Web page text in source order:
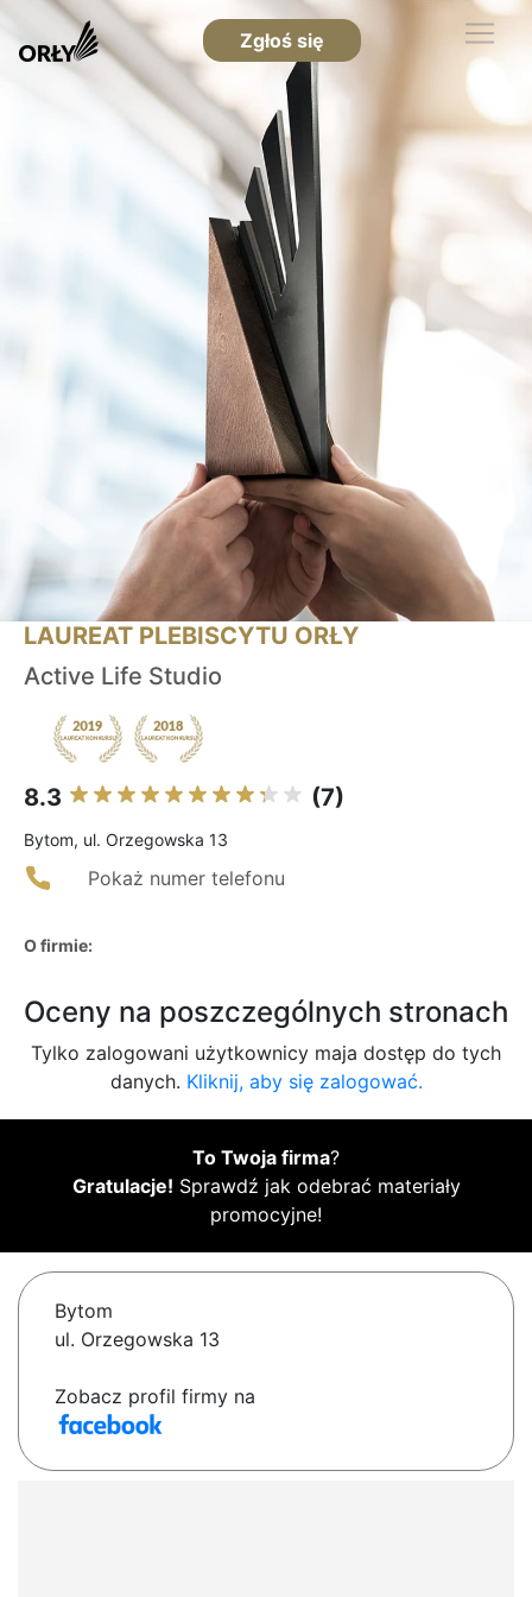
Zgłoś się
LAUREAT PLEBISCYTU ORŁY
Active Life Studio
8.3 (7)
Bytom, ul. Orzegowska 13
Pokaż numer telefonu
O firmie:
Oceny na poszczególnych stronach
Tylko zalogowani użytkownicy maja dostęp do tych
danych. Kliknij, aby się zalogować.
To Twoja firma?
Gratulacje! Sprawdź jak odebrać materiały
promocyjne!
Bytom
ul. Orzegowska 13
Zobacz profil firmy na